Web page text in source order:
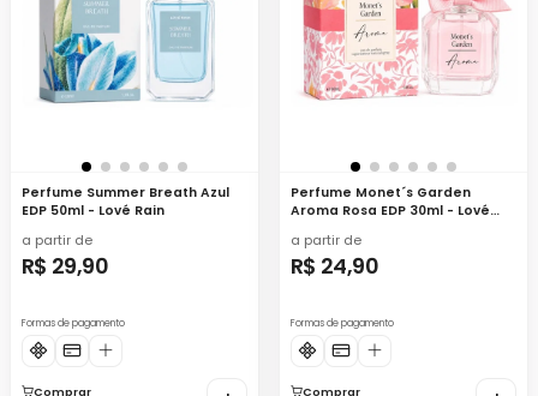
Perfume Summer Breath Azul
EDP 50ml - Lové Rain
a partir de
R$ 29,90
Formas de pagamento
Comprar
Perfume Monet´s Garden
Aroma Rosa EDP 30ml - Lové
a partir de
R$ 24,90
Formas de pagamento
Comprar